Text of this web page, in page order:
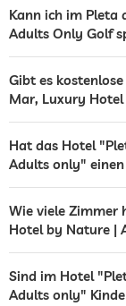
Café
Rezeption
Zimmerservice
Flughafen Shuttle
Frühstück
Kann ich im Pleta
Adults Only Golf
Gibt es
Mar, Luxury
Hat das Hotel
Adults only" einen
Wie viele Zimmer
Hotel by Nature |
Sind im Hotel
Adults only"